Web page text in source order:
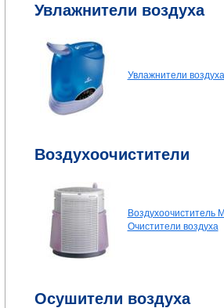
Увлажнители воздуха
Увлажнители воздуха
Воздухоочистители
Воздухоочиститель
Очистители воздуха
Осушители воздуха